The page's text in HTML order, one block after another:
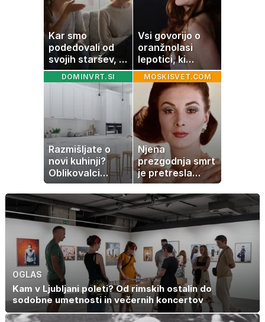
Kar smo
podedovali od
svojih staršev, ni
nujno naša
usoda
Vsi govorijo o
oranžnolasi
lepotici, ki
navdušuje s
skrivnostno
vlogo
DOMINVRT.SI
Razmišljate o
novi kuhinji?
Oblikovalci
opozarjajo, da te
barve izgubljajo
priljubljenost
MOSKISVET.COM
Njena
prezgodnja smrt
je pretresla
modni svet: za
slavo se je
skrivala
tragedija
OGLAS
Kam v Ljubljani poleti? Od rimskih ostalin do
sodobne umetnosti in večernih koncertov